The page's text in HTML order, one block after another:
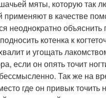
мяты, которую так
применяют в качестве
неоднократно объяснить
котенка к
и угощать
если он опять точит
Так же на
где он привык точить